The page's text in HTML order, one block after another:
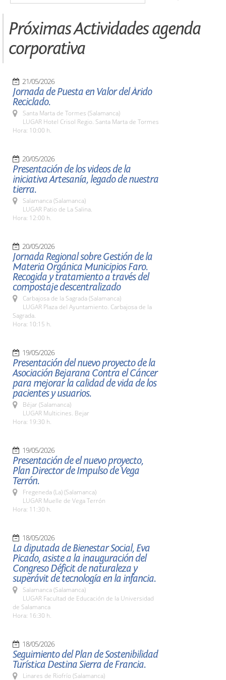
Próximas Actividades agenda
corporativa
21/05/2026
Jornada de Puesta en Valor del Árido
Reciclado.
Santa Marta de Tormes (Salamanca)
LUGAR Hotel Crisol Regio. Santa Marta de Tormes
Hora: 10:00 h.
20/05/2026
Presentación de los videos de la
iniciativa Artesanía, legado de nuestra
tierra.
Salamanca (Salamanca)
LUGAR Patio de La Salina.
Hora: 12:00 h.
20/05/2026
Jornada Regional sobre Gestión de la
Materia Orgánica Municipios Faro.
Recogida y tratamiento a través del
compostaje descentralizado
Carbajosa de la Sagrada (Salamanca)
LUGAR Plaza del Ayuntamiento. Carbajosa de la
Sagrada.
Hora: 10:15 h.
19/05/2026
Presentación del nuevo proyecto de la
Asociación Bejarana Contra el Cáncer
para mejorar la calidad de vida de los
pacientes y usuarios.
Béjar (Salamanca)
LUGAR Multicines. Bejar
Hora: 19:30 h.
19/05/2026
Presentación de el nuevo proyecto,
Plan Director de Impulso de Vega
Terrón.
Fregeneda (La) (Salamanca)
LUGAR Muelle de Vega Terrón
Hora: 11:30 h.
18/05/2026
La diputada de Bienestar Social, Eva
Picado, asiste a la inauguración del
Congreso Déficit de naturaleza y
superávit de tecnología en la infancia.
Salamanca (Salamanca)
LUGAR Facultad de Educación de la Universidad
de Salamanca
Hora: 16:30 h.
18/05/2026
Seguimiento del Plan de Sostenibilidad
Turística Destina Sierra de Francia.
Linares de Riofrío (Salamanca)